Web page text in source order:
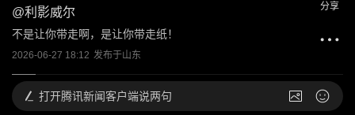
@利影威尔
不是让你带走啊，是让你带走纸！
2026-06-27 18:12 发布于山东
分享
打开腾讯新闻客户端说两句